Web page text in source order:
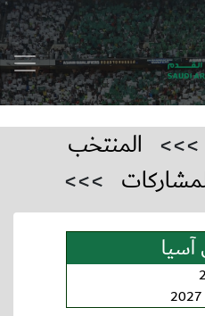
>>> المنتخب
>>>